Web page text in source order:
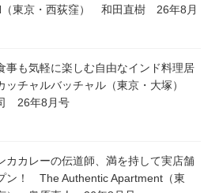
（東京・西荻窪） 和田直樹 26年8月
事も気軽に楽しむ自由なインド料理居
チャルバッチャル（東京・大塚）
26年8月号
カカレーの伝道師、満を持して実店舗
ン！ The Authentic Apartment（東